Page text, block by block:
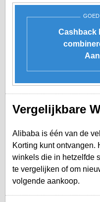
Cashback
Vergelijkbare
Alibaba is één van de
Korting kunt ontvangen.
winkels die in hetzelfde
te vergelijken of om
volgende aankoop.